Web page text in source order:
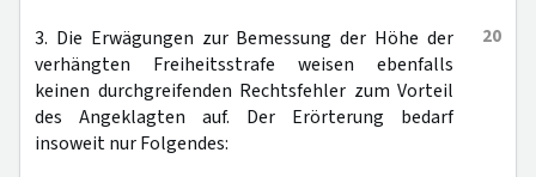
20
3. Die Erwägungen zur Bemessung der Höhe der
verhängten Freiheitsstrafe weisen ebenfalls
keinen durchgreifenden Rechtsfehler zum Vorteil
des Angeklagten auf. Der Erörterung bedarf
insoweit nur Folgendes: